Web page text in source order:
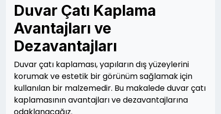
Duvar Çatı Kaplama
Avantajları ve
Dezavantajları
Duvar çatı kaplaması, yapıların dış yüzeylerini
korumak ve estetik bir görünüm sağlamak için
kullanılan bir malzemedir. Bu makalede duvar çatı
kaplamasının avantajları ve dezavantajlarına
odaklanacağız.